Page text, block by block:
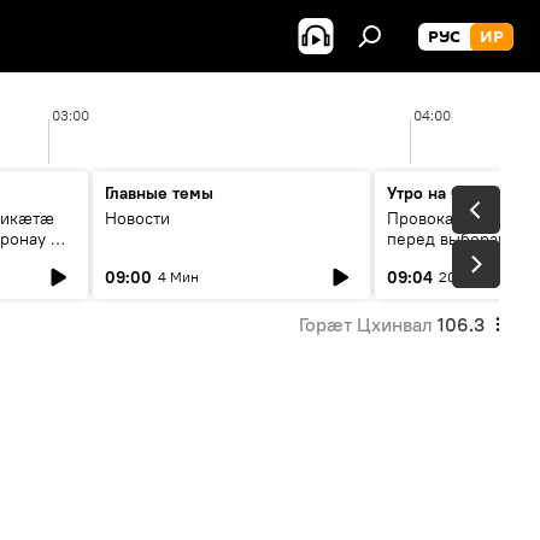
РУС ИР
03:00 04:00
æй
Главные темы
Новости
09:00 4 Мин
Утро на Спутнике
Провокации со
перед выборами в
09:04 20 Мин
Горӕт Цхинвал 106.3